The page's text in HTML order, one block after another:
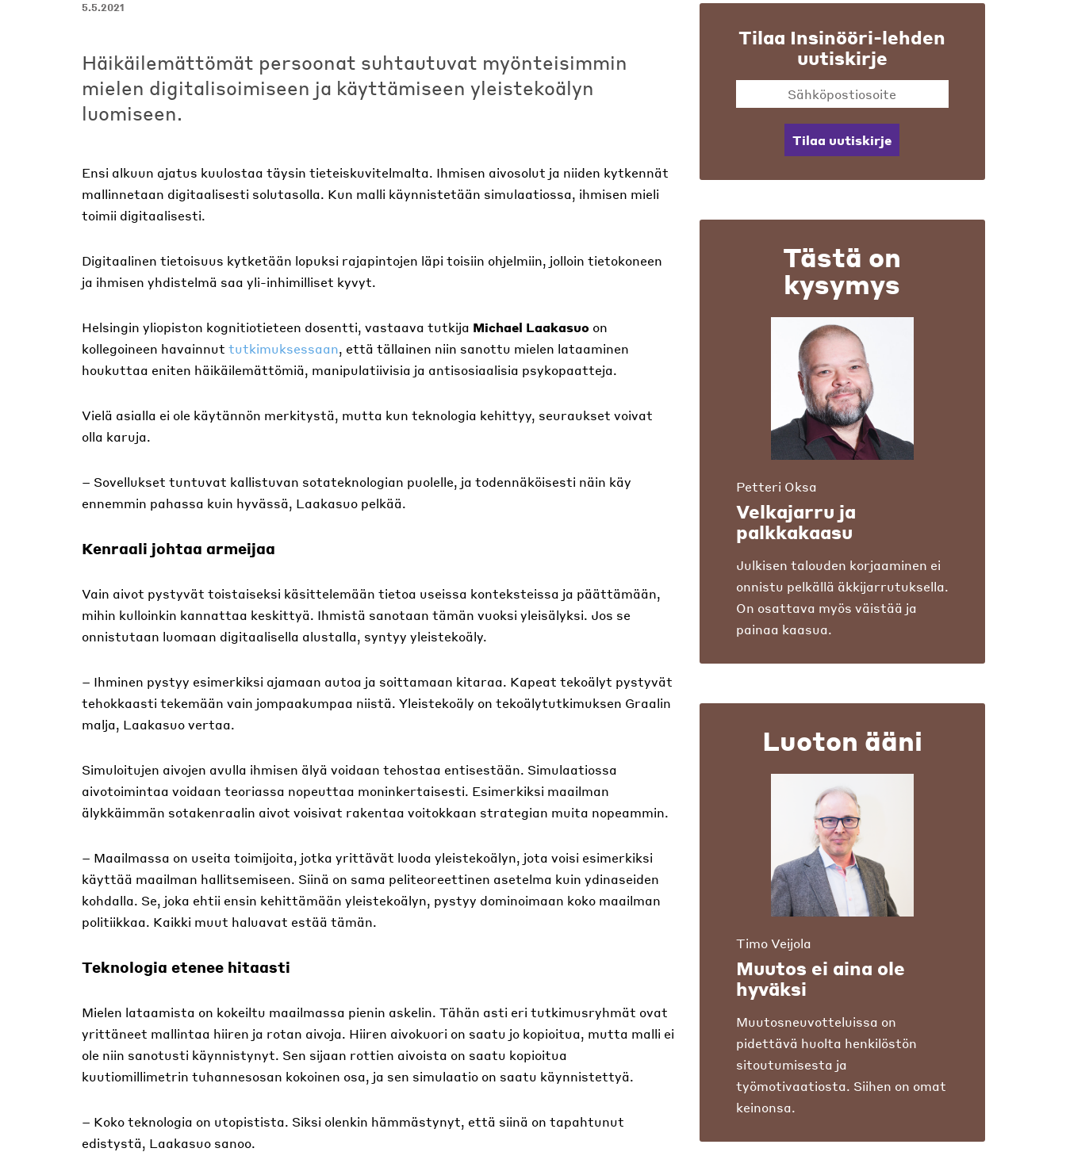
5.5.2021
Häikäilemättömät persoonat suhtautuvat myönteisimmin
mielen digitalisoimiseen ja käyttämiseen yleistekoälyn
luomiseen.
Ensi alkuun ajatus kuulostaa täysin tieteiskuvitelmalta. Ihmisen aivosolut ja niiden kytkennät
mallinnetaan digitaalisesti solutasolla. Kun malli käynnistetään simulaatiossa, ihmisen mieli
toimii digitaalisesti.
Digitaalinen tietoisuus kytketään lopuksi rajapintojen läpi toisiin ohjelmiin, jolloin tietokoneen
ja ihmisen yhdistelmä saa yli-inhimilliset kyvyt.
Helsingin yliopiston kognitiotieteen dosentti, vastaava tutkija Michael Laakasuo on
kollegoineen havainnut tutkimuksessaan, että tällainen niin sanottu mielen lataaminen
houkuttaa eniten häikäilemättömiä, manipulatiivisia ja antisosiaalisia psykopaatteja.
Vielä asialla ei ole käytännön merkitystä, mutta kun teknologia kehittyy, seuraukset voivat
olla karuja.
– Sovellukset tuntuvat kallistuvan sotateknologian puolelle, ja todennäköisesti näin käy
ennemmin pahassa kuin hyvässä, Laakasuo pelkää.
Kenraali johtaa armeijaa
Vain aivot pystyvät toistaiseksi käsittelemään tietoa useissa konteksteissa ja päättämään,
mihin kulloinkin kannattaa keskittyä. Ihmistä sanotaan tämän vuoksi yleisälyksi. Jos se
onnistutaan luomaan digitaalisella alustalla, syntyy yleistekoäly.
– Ihminen pystyy esimerkiksi ajamaan autoa ja soittamaan kitaraa. Kapeat tekoälyt pystyvät
tehokkaasti tekemään vain jompaakumpaa niistä. Yleistekoäly on tekoälytutkimuksen Graalin
malja, Laakasuo vertaa.
Simuloitujen aivojen avulla ihmisen älyä voidaan tehostaa entisestään. Simulaatiossa
aivotoimintaa voidaan teoriassa nopeuttaa moninkertaisesti. Esimerkiksi maailman
älykkäimmän sotakenraalin aivot voisivat rakentaa voitokkaan strategian muita nopeammin.
– Maailmassa on useita toimijoita, jotka yrittävät luoda yleistekoälyn, jota voisi esimerkiksi
käyttää maailman hallitsemiseen. Siinä on sama peliteoreettinen asetelma kuin ydinaseiden
kohdalla. Se, joka ehtii ensin kehittämään yleistekoälyn, pystyy dominoimaan koko maailman
politiikkaa. Kaikki muut haluavat estää tämän.
Teknologia etenee hitaasti
Mielen lataamista on kokeiltu maailmassa pienin askelin. Tähän asti eri tutkimusryhmät ovat
yrittäneet mallintaa hiiren ja rotan aivoja. Hiiren aivokuori on saatu jo kopioitua, mutta malli ei
ole niin sanotusti käynnistynyt. Sen sijaan rottien aivoista on saatu kopioitua
kuutiomillimetrin tuhannesosan kokoinen osa, ja sen simulaatio on saatu käynnistettyä.
– Koko teknologia on utopistista. Siksi olenkin hämmästynyt, että siinä on tapahtunut
edistystä, Laakasuo sanoo.
Tilaa Insinööri-lehden
uutiskirje
Tilaa uutiskirje
Tästä on
kysymys
Petteri Oksa
Velkajarru ja
palkkakaasu
Julkisen talouden korjaaminen ei
onnistu pelkällä äkkijarrutuksella.
On osattava myös väistää ja
painaa kaasua.
Luoton ääni
Timo Veijola
Muutos ei aina ole
hyväksi
Muutosneuvotteluissa on
pidettävä huolta henkilöstön
sitoutumisesta ja
työmotivaatiosta. Siihen on omat
keinonsa.